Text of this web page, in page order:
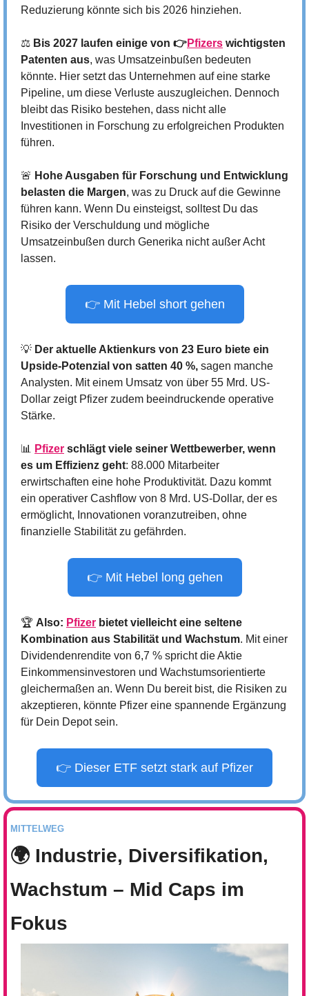
Reduzierung könnte sich bis 2026 hinziehen.
⚖️ Bis 2027 laufen einige von 👉Pfizers wichtigsten
Patenten aus, was Umsatzeinbußen bedeuten
könnte. Hier setzt das Unternehmen auf eine starke
Pipeline, um diese Verluste auszugleichen. Dennoch
bleibt das Risiko bestehen, dass nicht alle
Investitionen in Forschung zu erfolgreichen Produkten
führen.
🚨 Hohe Ausgaben für Forschung und Entwicklung
belasten die Margen, was zu Druck auf die Gewinne
führen kann. Wenn Du einsteigst, solltest Du das
Risiko der Verschuldung und mögliche
Umsatzeinbußen durch Generika nicht außer Acht
lassen.
👉 Mit Hebel short gehen
💡 Der aktuelle Aktienkurs von 23 Euro biete ein
Upside-Potenzial von satten 40 %, sagen manche
Analysten. Mit einem Umsatz von über 55 Mrd. US-
Dollar zeigt Pfizer zudem beeindruckende operative
Stärke.
📊 Pfizer schlägt viele seiner Wettbewerber, wenn
es um Effizienz geht: 88.000 Mitarbeiter
erwirtschaften eine hohe Produktivität. Dazu kommt
ein operativer Cashflow von 8 Mrd. US-Dollar, der es
ermöglicht, Innovationen voranzutreiben, ohne
finanzielle Stabilität zu gefährden.
👉 Mit Hebel long gehen
🏆 Also: Pfizer bietet vielleicht eine seltene
Kombination aus Stabilität und Wachstum. Mit einer
Dividendenrendite von 6,7 % spricht die Aktie
Einkommensinvestoren und Wachstumsorientierte
gleichermaßen an. Wenn Du bereit bist, die Risiken zu
akzeptieren, könnte Pfizer eine spannende Ergänzung
für Dein Depot sein.
👉 Dieser ETF setzt stark auf Pfizer
MITTELWEG
🌍 Industrie, Diversifikation,
Wachstum – Mid Caps im
Fokus